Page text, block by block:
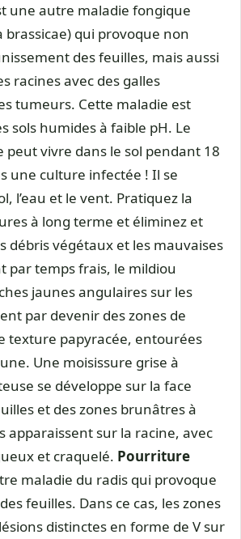
une autre maladie fongique
brassicae) qui provoque non
des feuilles, mais aussi
racines avec des galles
tumeurs. Cette maladie est
sols humides à faible pH. Le
peut vivre dans le sol pendant 18
une culture infectée ! Il se
l’eau et le vent. Pratiquez la
à long terme et éliminez et
débris végétaux et les mauvaises
par temps frais, le mildiou
jaunes angulaires sur les
par devenir des zones de
texture papyracée, entourées
Une moisissure grise à
se développe sur la face
et des zones brunâtres à
apparaissent sur la racine, avec
et craquelé. Pourriture
maladie du radis qui provoque
feuilles. Dans ce cas, les zones
distinctes en forme de V sur